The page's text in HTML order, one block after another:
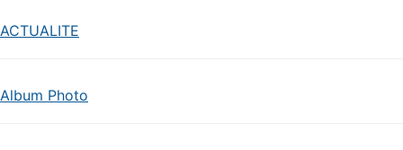
ACTUALITE
Album Photo